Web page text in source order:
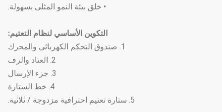
• خلق بيئة النمو المثلى بسهولة.
التكوين الأساسي لنظام التعتيم:
1. صندوق التحكم الكهربائي والمحرك
2. العتاد والرف
3. جزء الإرسال
4. خط الستارة
5. ستارة تعتيم احترافية مزدوجة / ثلاثية.